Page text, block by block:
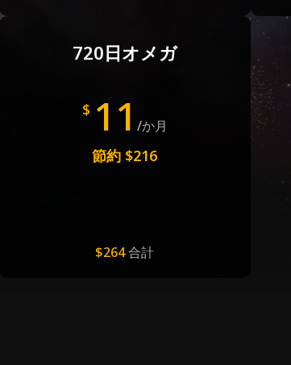
720日オメガ
$ 11 /か月
節約 $216
$264合計